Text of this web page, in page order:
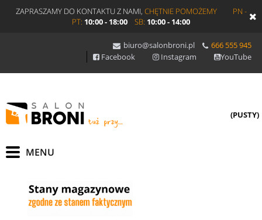
ZAPRASZAMY DO KONTAKTU Z NAMI, CHĘTNIE POMOŻEMY
PN -
PT: 10:00 - 18:00 SB: 10:00 - 14:00
biuro@salonbroni.pl
666 555 945
Facebook
Instagram YouTube
(PUSTY)